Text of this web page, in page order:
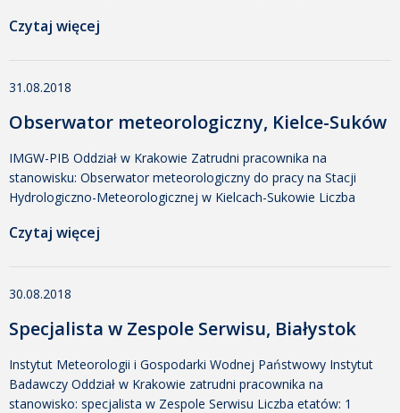
Centrum Hydrologiczno-Meteorologicznej Służby Pomiarowo-
kierunkowe: geografia, ochrona środowiska, inżynieria
pomiarów i obserwacji hydrologicznych […]
Czytaj więcej
31.08.2018
Obserwator meteorologiczny, Kielce-Suków
IMGW-PIB Oddział w Krakowie Zatrudni pracownika na
stanowisku: Obserwator meteorologiczny do pracy na Stacji
Hydrologiczno-Meteorologicznej w Kielcach-Sukowie Liczba
Wymagania: Wykształcenie wyższe kierunkowe: geografia,
przeciwskazań zdrowotnych do pracy w nocy, w systemie
do obsługi […]
Czytaj więcej
30.08.2018
Specjalista w Zespole Serwisu, Białystok
Instytut Meteorologii i Gospodarki Wodnej Państwowy Instytut
Badawczy Oddział w Krakowie zatrudni pracownika na
stanowisko: specjalista w Zespole Serwisu Liczba etatów: 1